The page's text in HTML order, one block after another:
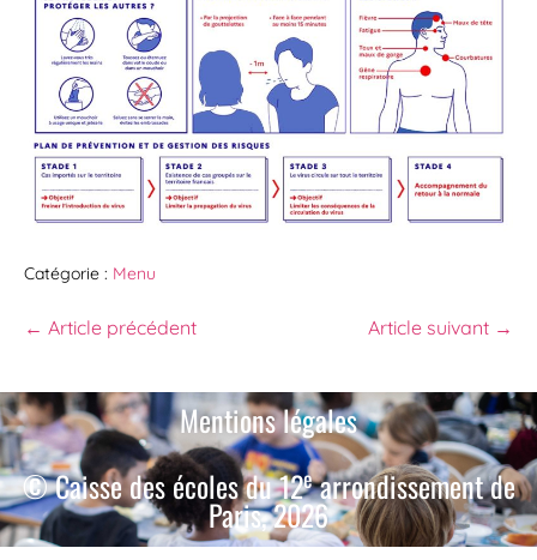
Catégorie : Menu
← Article précédent Article suivant →
Mentions légales
© Caisse des écoles du 12earrondissement de
Paris, 2026